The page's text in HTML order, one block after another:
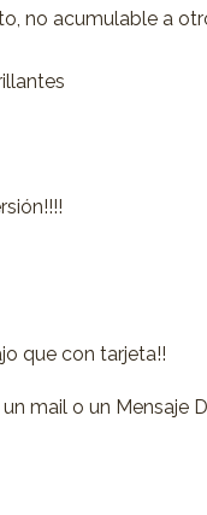
no acumulable a
que con tarjeta!!
mail o un Mensaje